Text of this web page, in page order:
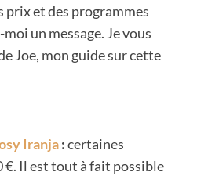
prix et des programmes
un message. Je vous
Joe, mon guide sur cette
Iranja:certaines
€. Il est tout à fait possible